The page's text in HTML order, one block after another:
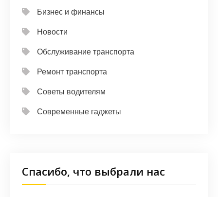
Бизнес и финансы
Новости
Обслуживание транспорта
Ремонт транспорта
Советы водителям
Современные гаджеты
Спасибо, что выбрали нас